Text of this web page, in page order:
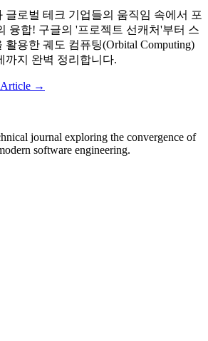
글로벌 테크 기업들의 움직임 속에서 포
융합! 구글의 '프로젝트 선캐처'부터 스
용한 궤도 컴퓨팅(Orbital Computing)
까지 완벽 정리합니다.
Article →
journal exploring the convergence of
software engineering.